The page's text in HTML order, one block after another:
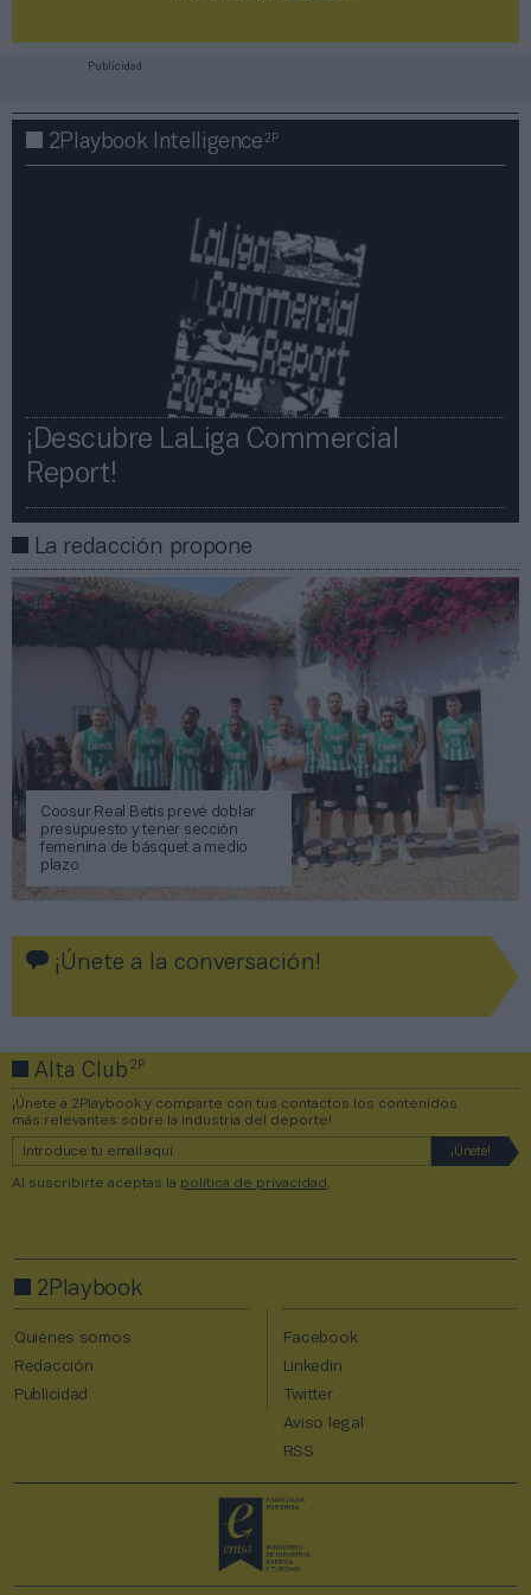
Publicidad
2Playbook Intelligence2P
¡Descubre LaLiga Commercial
Report!​​
La redacción propone
Coosur Real Betis prevé doblar
presupuesto y tener sección
femenina de básquet a medio
plazo
¡Únete a la conversación!
Alta Club2P
¡Únete a 2Playbook y comparte con tus contactos los contenidos
más relevantes sobre la industria del deporte!
Al suscribirte aceptas la política de privacidad
2Playbook
Quiénes somos
Redacción
Publicidad
Facebook
Linkedin
Twitter
Aviso legal
RSS